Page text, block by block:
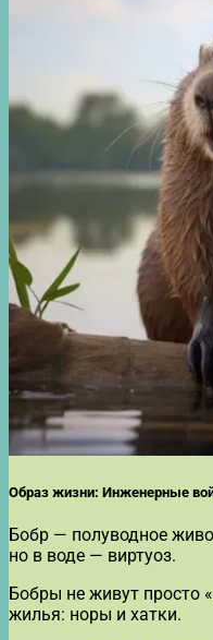
Образ жизни: Инженерные
Бобр — полуводное
но в воде — виртуоз.
Бобры не живут просто
жилья: норы и хатки.